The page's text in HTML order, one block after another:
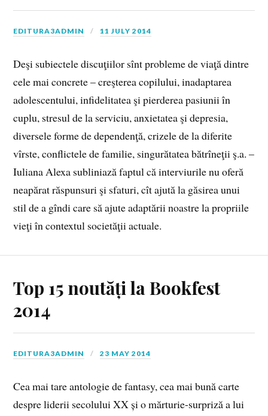
EDITURA3ADMIN 11 JULY 2014
Deşi subiectele discuţiilor sînt probleme de viaţă dintre
cele mai concrete – creşterea copilului, inadaptarea
adolescentului, infidelitatea şi pierderea pasiunii în
cuplu, stresul de la serviciu, anxietatea şi depresia,
diversele forme de dependenţă, crizele de la diferite
vîrste, conflictele de familie, singurătatea bătrîneţii ş.a. –
Iuliana Alexa subliniază faptul că interviurile nu oferă
neapărat răspunsuri şi sfaturi, cît ajută la găsirea unui
stil de a gîndi care să ajute adaptării noastre la propriile
vieţi în contextul societăţii actuale.
Top 15 noutăți la Bookfest
2014
EDITURA3ADMIN 23 MAY 2014
Cea mai tare antologie de fantasy, cea mai bună carte
despre liderii secolului XX și o mărturie-surpriză a lui